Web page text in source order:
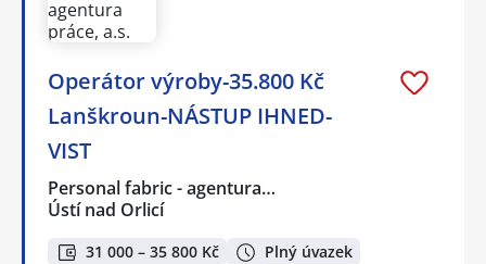
Operátor výroby-35.800 Kč
Lanškroun-NÁSTUP IHNED-
VIST
Personal fabric - agentura…
Ústí nad Orlicí
31 000 – 35 800 Kč
Plný úvazek